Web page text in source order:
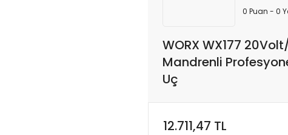
0 Puan - 0
WORX WX177
Mandrenli
Uç
12.711,47 TL